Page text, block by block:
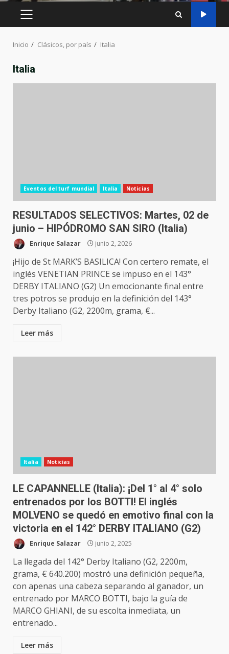
MENÚ
Inicio Clásicos, por país Italia
Italia
Eventos del turf mundial Italia Noticias
RESULTADOS SELECTIVOS: Martes, 02 de
junio – HIPÓDROMO SAN SIRO (Italia)
Enrique Salazar junio 2, 2026
¡Hijo de St MARK’S BASILICA! Con certero remate, el
inglés VENETIAN PRINCE se impuso en el 143°
DERBY ITALIANO (G2) Un emocionante final entre
tres potros se produjo en la definición del 143°
Derby Italiano (G2, 2200m, grama, €...
Leer más
Italia Noticias
LE CAPANNELLE (Italia): ¡Del 1° al 4° solo
entrenados por los BOTTI! El inglés
MOLVENO se quedó en emotivo final con la
victoria en el 142° DERBY ITALIANO (G2)
Enrique Salazar junio 2, 2025
La llegada del 142° Derby Italiano (G2, 2200m,
grama, € 640.200) mostró una definición pequeña,
con apenas una cabeza separando al ganador, un
entrenado por MARCO BOTTI, bajo la guía de
MARCO GHIANI, de su escolta inmediata, un
entrenado...
Leer más